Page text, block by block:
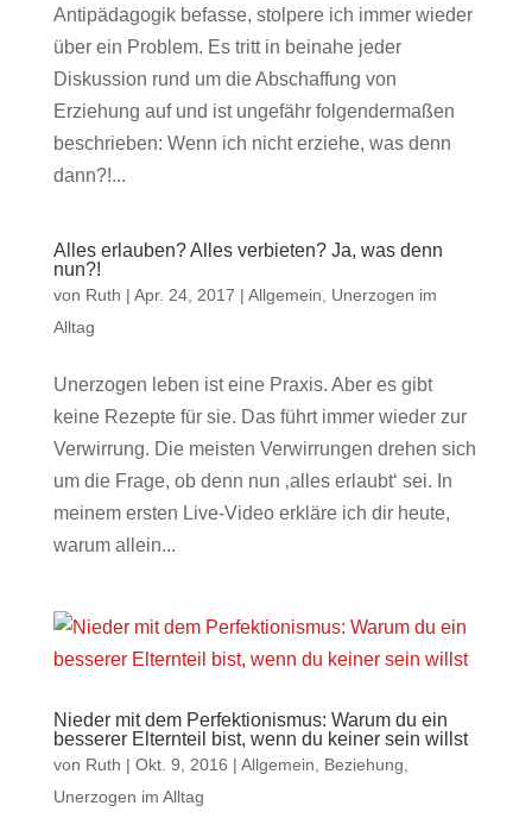
Antipädagogik befasse, stolpere ich immer wieder
über ein Problem. Es tritt in beinahe jeder
Diskussion rund um die Abschaffung von
Erziehung auf und ist ungefähr folgendermaßen
beschrieben: Wenn ich nicht erziehe, was denn
dann?!...
Alles erlauben? Alles verbieten? Ja, was denn
nun?!
von Ruth | Apr. 24, 2017 | Allgemein
Unerzogen im
Alltag
Unerzogen leben ist eine Praxis. Aber es gibt
keine Rezepte für sie. Das führt immer wieder zur
Verwirrung. Die meisten Verwirrungen drehen sich
um die Frage, ob denn nun ‚alles erlaubt‘ sei. In
meinem ersten Live-Video erkläre ich dir heute,
warum allein...
Nieder mit dem Perfektionismus: Warum du ein
besserer Elternteil bist, wenn du keiner sein willst
von Ruth | Okt. 9, 2016 | Allgemein Beziehung
Unerzogen im Alltag